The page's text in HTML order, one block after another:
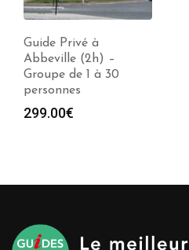
Guide Privé à
Abbeville (2h) –
Groupe de 1 à 30
personnes
299.00€